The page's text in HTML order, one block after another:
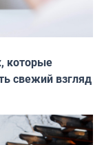
которые
свежий взгляд